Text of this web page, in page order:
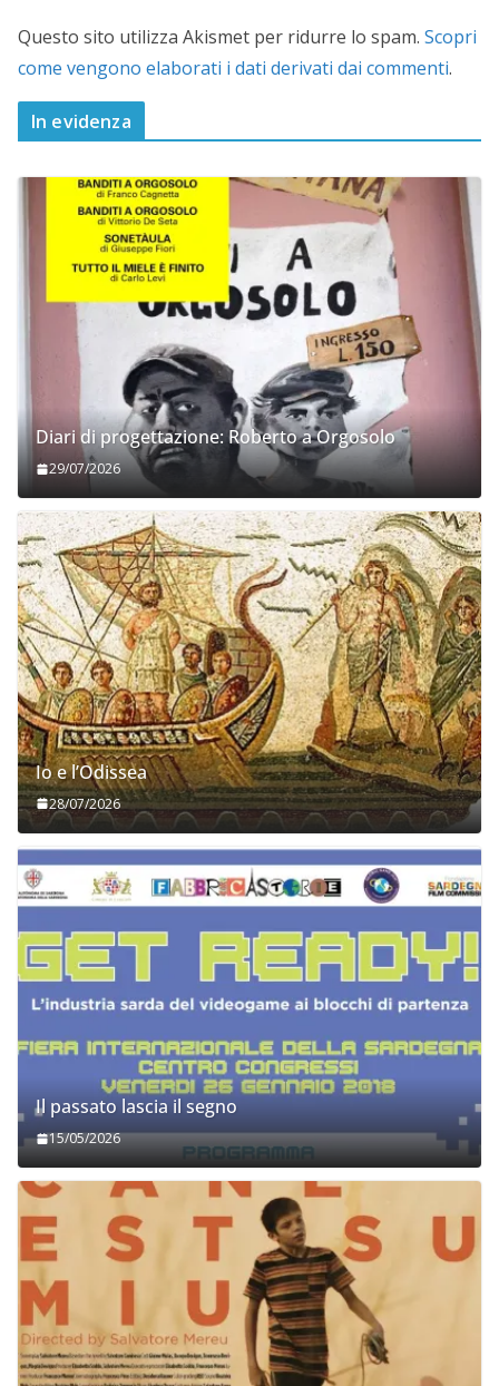
Questo sito utilizza Akismet per ridurre lo spam. Scopri
come vengono elaborati i dati derivati dai commenti.
In evidenza
Diari di progettazione: Roberto a Orgosolo
29/07/2026
Io e l’Odissea
28/07/2026
Il passato lascia il segno
15/05/2026